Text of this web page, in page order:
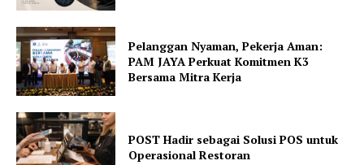
Pelanggan Nyaman, Pekerja Aman:
PAM JAYA Perkuat Komitmen K3
Bersama Mitra Kerja
POST Hadir sebagai Solusi POS untuk
Operasional Restoran